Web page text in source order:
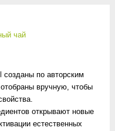
чай
созданы по авторским
вручную, чтобы
открывают новые
естественных